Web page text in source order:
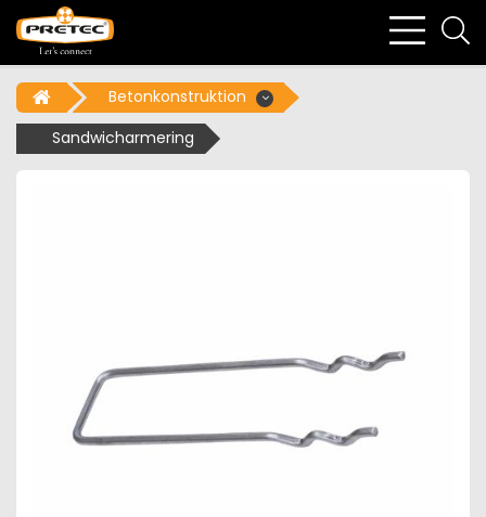
bars
Betonkonstruktion
Sandwicharmering